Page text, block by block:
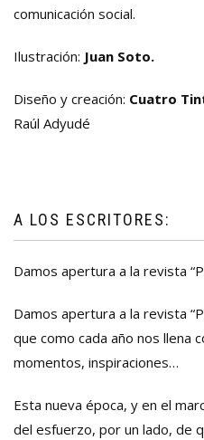
comunicación social.
Ilustración: Juan Soto.
Diseño y creación: Cuatro
Raúl Adyudé
A LOS ESCRITORES:
Damos apertura a la revista
Damos apertura a la revista
que como cada año nos llena
momentos, inspiraciones…
Esta nueva época, y en el
del esfuerzo, por un lado, de